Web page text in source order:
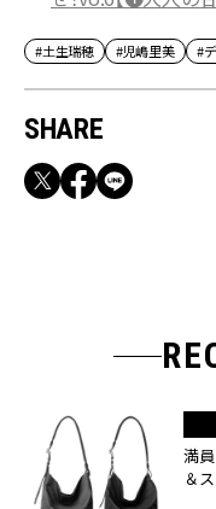
#土生瑞穂 #児嶋里美 #
SHARE
満
＆